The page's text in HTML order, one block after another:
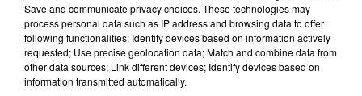
7 août 2026
Angèle et Amélie Lens dévoilent leur
Save and communicate privacy choices. These technologies may
process personal data such as IP address and browsing data to offer
following functionalities: Identify devices based on information actively
requested; Use precise geolocation data; Match and combine data from
other data sources; Link different devices; Identify devices based on
information transmitted automatically.